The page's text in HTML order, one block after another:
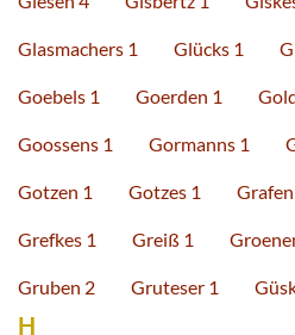
Glasmachers 1 Glücks 1
Goebels 1 Goerden 1
Goossens 1 Gormanns 1
Gotzen 1 Gotzes 1 Grafen
Grefkes 1 Greiß 1
Gruben 2 Gruteser 1
H